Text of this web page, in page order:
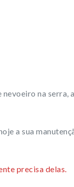
na serra,
a sua
precisa delas.